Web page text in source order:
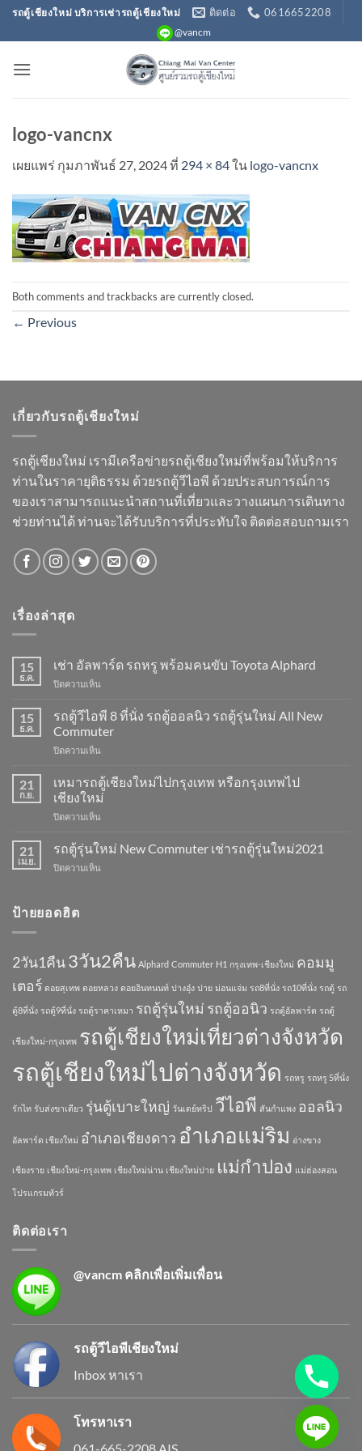
ข้าม
เนื้อหา
รถตู้เชียงใหม่ บริการเช่ารถตู้เชียงใหม่ ติดต่อ 0616652208
@vancm
logo-vancnx
เผยแพร่ กุมภาพันธ์ 27, 2024ที่ 294 × 84ใน logo-vancnx
Both comments and trackbacks are currently closed.
← Previous
เกี่ยวกับรถตู้เชียงใหม่
รถตู้เชียงใหม่ เรามีเครือข่ายรถตู้เชียงใหม่ที่พร้อมให้บริการ
ท่านในราคายุติธรรม ด้วยรถตู้วีไอพี ด้วยประสบการณ์การ
ของเราสามารถแนะนำสถานที่เที่ยวและวางแผนการเดินทาง
ช่วยท่านได้ ท่านจะได้รับบริการที่ประทับใจ ติดต่อสอบถามเรา
เรื่องล่าสุด
15
ธ.ค.
เช่า อัลพาร์ด รถหรู พร้อมคนขับ Toyota Alphard
ปิดความเห็น
อัล
ด
รถ
พร้อม
คน
Toyota
15
ธ.ค.
รถตู้วีไอพี 8 ที่นั่ง รถตู้ออลนิว รถตู้รุ่นใหม่ All New
Commuter
ปิดความเห็น
ตู้
วี
ไอพี
8
นั่ง
ตู้
ใหม่
All
21
ก.ย.
เหมารถตู้เชียงใหม่ไปกรุงเทพ หรือกรุงเทพไป
เชียงใหม่
ปิดความเห็น
เชียงใหม่
เชียงใหม่
21
เม.ย.
รถตู้รุ่นใหม่ New Commuter เช่ารถตู้รุ่นใหม่2021
ปิดความเห็น
เช่า
ตู้
ป้ายยอดฮิต
2วัน1คืน3วัน2คืน Alphard Commuter H1 กรุงเทพ-เชียงใหม่ คอมมู
เตอร์ ดอยสุเทพ ดอยหลวง ดอยอินทนนท์ ปางอุ๋ง ปาย ม่อนแจ่ม รถ8ที่นั่ง รถ10ที่นั่ง รถตู้ รถ
ตู้8ที่นั่ง รถตู้9ที่นั่ง รถตู้ราคาเหมา รถตู้รุ่นใหม่ รถตู้ออนิว รถตู้อัลพาร์ด รถตู้
เชียงใหม่-กรุงเทพ รถตู้เชียงใหม่เที่ยวต่างจังหวัด
รถตู้เชียงใหม่ไปต่างจังหวัด รถหรู รถหรู 5ที่นั่ง
รักไท รับส่งขาเดียว รุ่นตู้เบาะใหญ่ วันเดย์ทริป วีไอพี สันกำแพง ออลนิว
อัลพาร์ด เชียงใหม่ อำเภอเชียงดาว อำเภอแม่ริม อ่างขาง
เชียงราย เชียงใหม่-กรุงเทพ เชียงใหม่น่าน เชียงใหม่ปาย แม่กำปอง แม่ฮ่องสอน
โปรแกรมทัวร์
ติดต่อเรา
@vancm คลิกเพื่อเพิ่มเพื่อน
รถตู้วีไอพีเชียงใหม่
Inbox หาเรา
โทรหาเรา